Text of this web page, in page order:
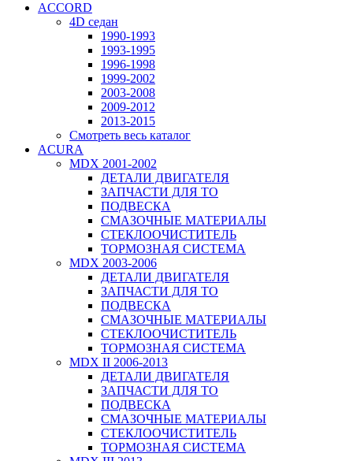
ACCORD
4D седан
1990-1993
1993-1995
1996-1998
1999-2002
2003-2008
2009-2012
2013-2015
Смотреть весь каталог
ACURA
MDX 2001-2002
ДЕТАЛИ ДВИГАТЕЛЯ
ЗАПЧАСТИ ДЛЯ ТО
ПОДВЕСКА
СМАЗОЧНЫЕ МАТЕРИАЛЫ
СТЕКЛООЧИСТИТЕЛЬ
ТОРМОЗНАЯ СИСТЕМА
MDX 2003-2006
ДЕТАЛИ ДВИГАТЕЛЯ
ЗАПЧАСТИ ДЛЯ ТО
ПОДВЕСКА
СМАЗОЧНЫЕ МАТЕРИАЛЫ
СТЕКЛООЧИСТИТЕЛЬ
ТОРМОЗНАЯ СИСТЕМА
MDX II 2006-2013
ДЕТАЛИ ДВИГАТЕЛЯ
ЗАПЧАСТИ ДЛЯ ТО
ПОДВЕСКА
СМАЗОЧНЫЕ МАТЕРИАЛЫ
СТЕКЛООЧИСТИТЕЛЬ
ТОРМОЗНАЯ СИСТЕМА